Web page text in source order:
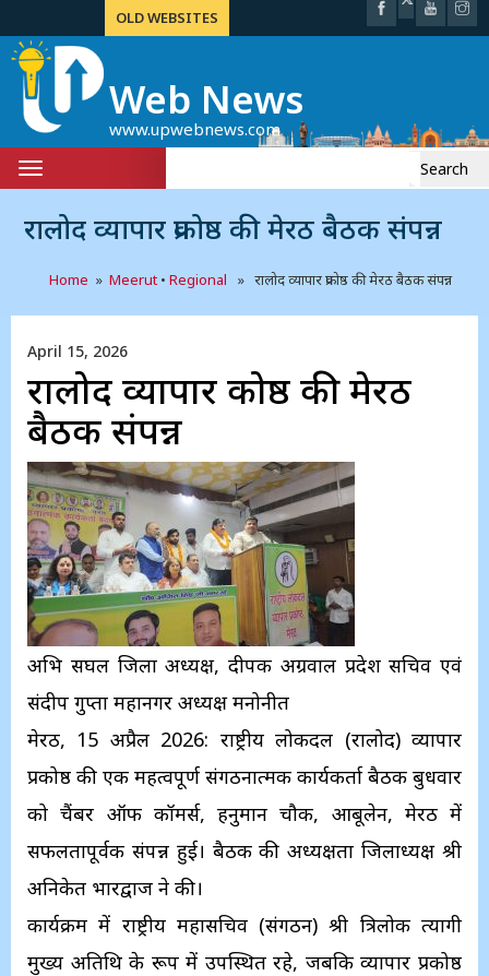
OLD WEBSITES
Web News
www.upwebnews.com
Toggle
navigation
रालोद व्यापार प्रकोष्ठ की मेरठ बैठक संपन्न
Home » Meerut • Regional » रालोद व्यापार प्रकोष्ठ की मेरठ बैठक संपन्न
April 15, 2026
रालोद व्यापार प्रकोष्ठ की मेरठ
बैठक संपन्न
अभि सिंघल जिला अध्यक्ष, दीपक अग्रवाल प्रदेश सचिव एवं
संदीप गुप्ता महानगर अध्यक्ष मनोनीत
मेरठ, 15 अप्रैल 2026: राष्ट्रीय लोकदल (रालोद) व्यापार
प्रकोष्ठ की एक महत्वपूर्ण संगठनात्मक कार्यकर्ता बैठक बुधवार
को चैंबर ऑफ कॉमर्स, हनुमान चौक, आबूलेन, मेरठ में
सफलतापूर्वक संपन्न हुई। बैठक की अध्यक्षता जिलाध्यक्ष श्री
अनिकेत भारद्वाज ने की।
कार्यक्रम में राष्ट्रीय महासचिव (संगठन) श्री त्रिलोक त्यागी
मुख्य अतिथि के रूप में उपस्थित रहे, जबकि व्यापार प्रकोष्ठ